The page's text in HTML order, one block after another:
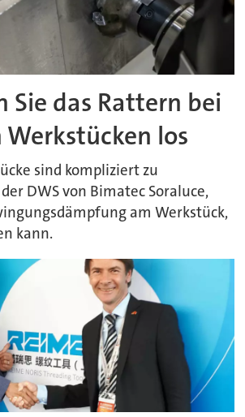
Sie das Rattern bei
los
sind kompliziert zu
DWS von Bimatec Soraluce,
am Werkstück,
kann.